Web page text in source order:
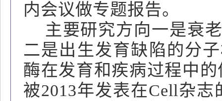
内会议做专题报告。
主要研究方向一是衰
二是出生发育缺陷的分
酶在发育和疾病过程中
被2013年发表在Cell杂